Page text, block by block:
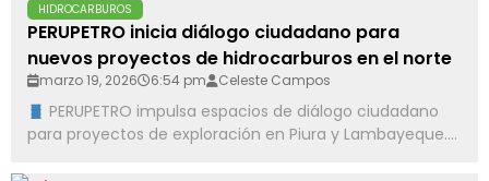
HIDROCARBUROS
PERUPETRO inicia diálogo ciudadano para
nuevos proyectos de hidrocarburos en el norte
marzo 19, 2026 6:54 pm Celeste Campos
PERUPETRO impulsa espacios de diálogo ciudadano
para proyectos de exploración en Piura y Lambayeque....